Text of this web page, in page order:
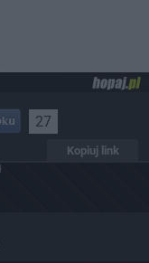
27
Kopiuj link